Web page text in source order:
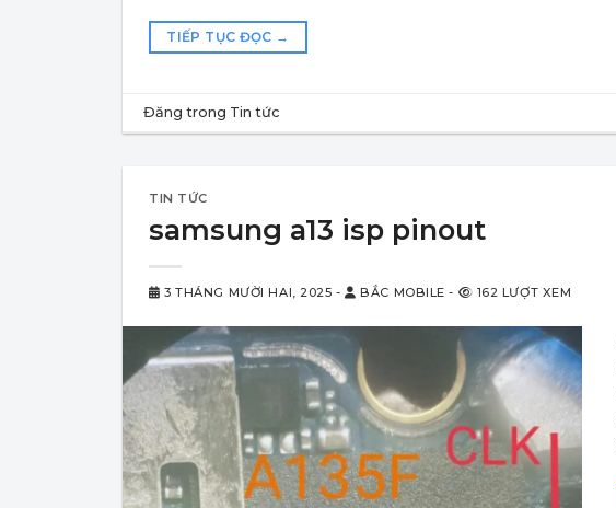
TIẾP TỤC ĐỌC →
Đăng trong Tin tức
TIN TỨC
samsung a13 isp pinout
3 THÁNG MƯỜI HAI, 2025 - BẮC MOBILE - 162 LƯỢT XEM